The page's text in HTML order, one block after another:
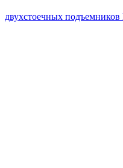
двухстоечных подъемников